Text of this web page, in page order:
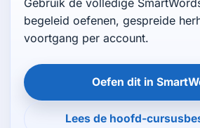
begeleid oefenen, gespreide
voortgang per account.
Oefen dit in
Lees de hoofd-